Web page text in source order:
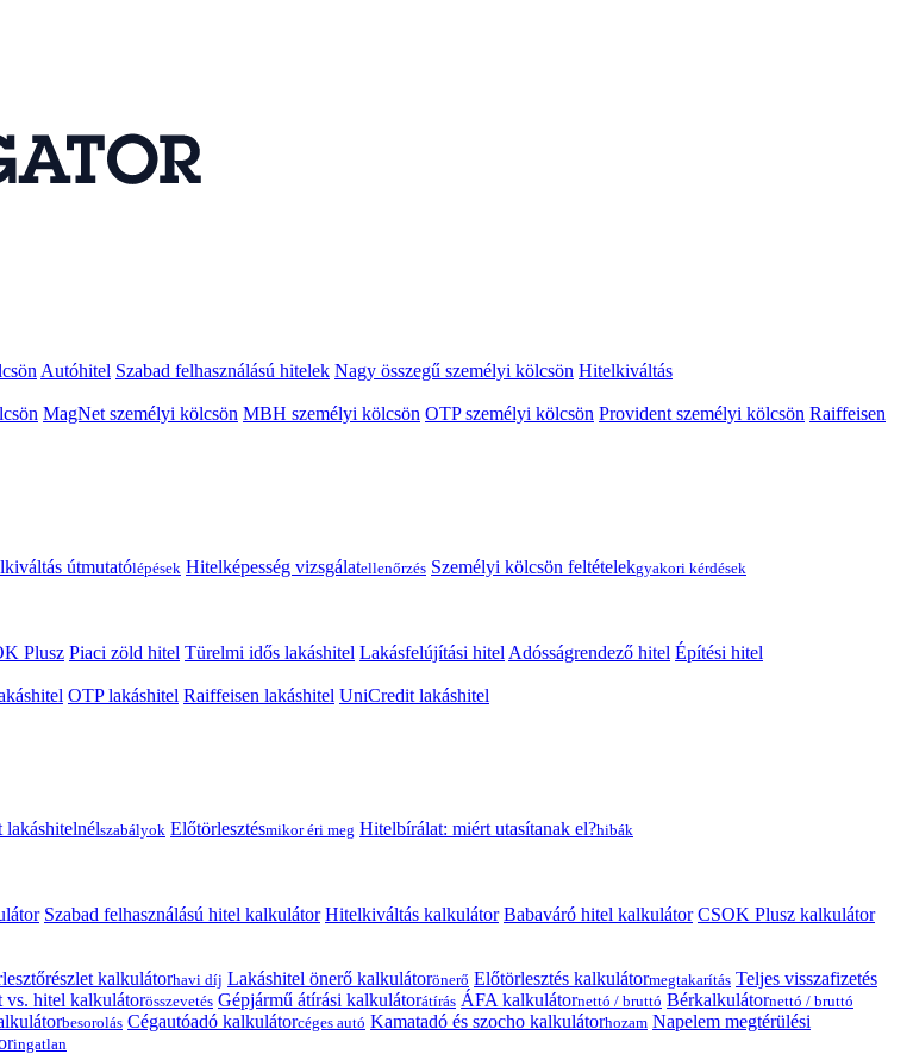
Autóhitel Szabad felhasználású hitelek Nagy összegű személyi kölcsön Hitelkiváltás
MagNet személyi kölcsön MBH személyi kölcsön OTP személyi kölcsön Provident személyi kölcsön Raiffeisen
útmutatólépések Hitelképesség vizsgálatellenőrzés Személyi kölcsön feltételekgyakori kérdések
Plusz Piaci zöld hitel Türelmi idős lakáshitel Lakásfelújítási hitelAdósságrendező hitel Építési hitel
OTP lakáshitel Raiffeisen lakáshitel UniCredit lakáshitel
szabályok Előtörlesztésmikor éri meg Hitelbírálat: miért utasítanak el?hibák
Szabad felhasználású hitel kalkulátor Hitelkiváltás kalkulátor Babaváró hitel kalkulátor CSOK Plusz kalkulátor
kalkulátorhavi díj Lakáshitel önerő kalkulátorönerő Előtörlesztés kalkulátormegtakarítás Teljes visszafizetés
vs. hitel kalkulátorösszevetés Gépjármű átírási kalkulátorátírás ÁFA kalkulátornettó / bruttó Bérkalkulátornettó / bruttó
besorolás Cégautóadó kalkulátorcéges autó Kamatadó és szocho kalkulátorhozam Napelem megtérülési
ingatlan